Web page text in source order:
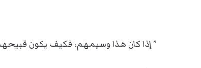
” إذا كان هذا وسيمهم، فكيف يكون